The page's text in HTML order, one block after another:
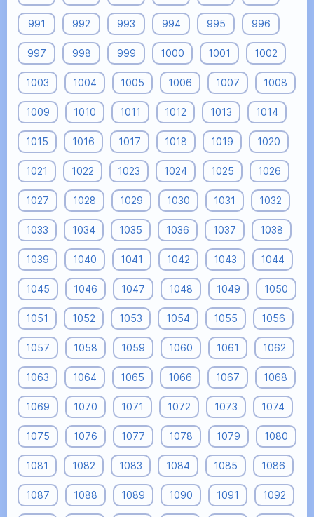
991 992 993 994 995 996
997 998 999 1000 1001 1002
1003 1004 1005 1006 1007 1008
1009 1010 1011 1012 1013 1014
1015 1016 1017 1018 1019 1020
1021 1022 1023 1024 1025 1026
1027 1028 1029 1030 1031 1032
1033 1034 1035 1036 1037 1038
1039 1040 1041 1042 1043 1044
1045 1046 1047 1048 1049 1050
1051 1052 1053 1054 1055 1056
1057 1058 1059 1060 1061 1062
1063 1064 1065 1066 1067 1068
1069 1070 1071 1072 1073 1074
1075 1076 1077 1078 1079 1080
1081 1082 1083 1084 1085 1086
1087 1088 1089 1090 1091 1092